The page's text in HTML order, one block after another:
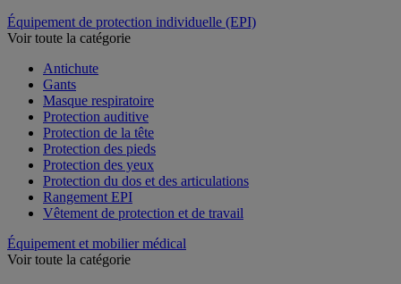
Équipement de protection individuelle (EPI)
Voir toute la catégorie
Antichute
Gants
Masque respiratoire
Protection auditive
Protection de la tête
Protection des pieds
Protection des yeux
Protection du dos et des articulations
Rangement EPI
Vêtement de protection et de travail
Équipement et mobilier médical
Voir toute la catégorie